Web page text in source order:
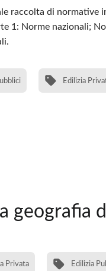
raccolta di normative
1: Norme nazionali;
Edilizia
geografia
Privata Edilizia